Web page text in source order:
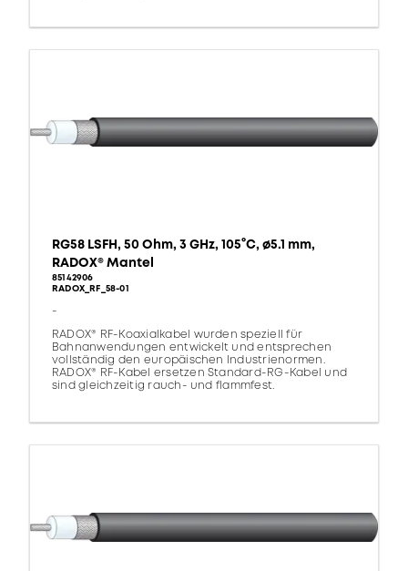
RG58 LSFH, 50 Ohm, 3 GHz, 105°C, ø5.1 mm,
RADOX® Mantel
85142906
RADOX_RF_58-01
-
RADOX® RF-Koaxialkabel wurden speziell für
Bahnanwendungen entwickelt und entsprechen
vollständig den europäischen Industrienormen.
RADOX® RF-Kabel ersetzen Standard-RG-Kabel und
sind gleichzeitig rauch- und flammfest.